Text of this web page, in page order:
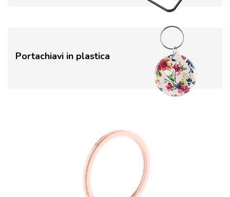
Portachiavi in plastica